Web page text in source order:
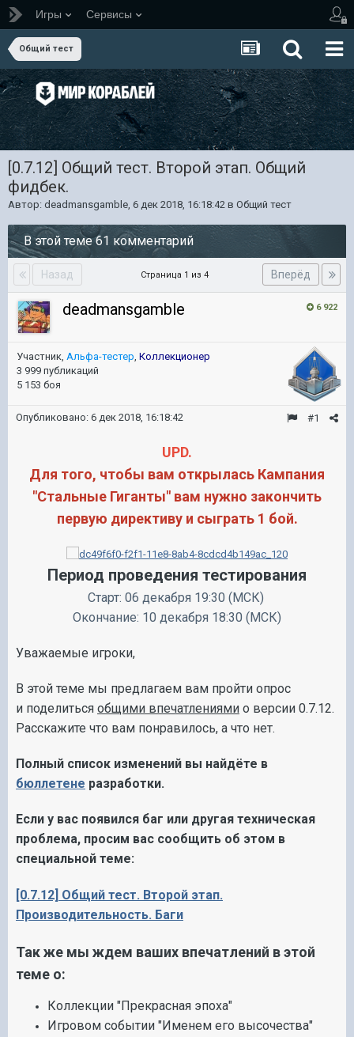
Игры Сервисы
Общий тест
[0.7.12] Общий тест. Второй этап. Общий
фидбек.
Автор: deadmansgamble, 6 дек 2018, 16:18:42 в Общий тест
В этой теме 61 комментарий
Назад Вперёд
Страница 1 из 4
6 922
deadmansgamble
Участник, Альфа-тестер, Коллекционер
3 999 публикаций
5 153 боя
#1
Опубликовано: 6 дек 2018, 16:18:42
UPD.
Для того, чтобы вам открылась Кампания
"Стальные Гиганты" вам нужно закончить
первую директиву и сыграть 1 бой.
Период проведения тестирования
Старт: 06 декабря 19:30 (МСК)
Окончание: 10 декабря 18:30 (МСК)
Уважаемые игроки,
В этой теме мы предлагаем вам пройти опрос
и поделиться общими впечатлениями о версии 0.7.12.
Расскажите что вам понравилось, а что нет.
Полный список изменений вы найдёте в
бюллетене разработки.
Если у вас появился баг или другая техническая
проблема, просим вас сообщить об этом в
специальной теме:
[0.7.12] Общий тест. Второй этап.
Производительность. Баги
Так же мы ждем ваших впечатлений в этой
теме о:
Коллекции "Прекрасная эпоха"
Игровом событии "Именем его высочества"